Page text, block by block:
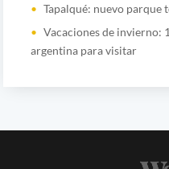
Tapalqué: nuevo parque
Vacaciones de invierno:
argentina para visitar